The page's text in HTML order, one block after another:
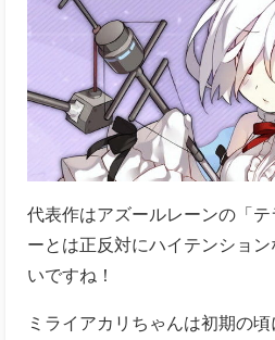
代表作はアズールレーンの「
ーとは正反対にハイテンショ
いですね！
ミライアカリちゃんは初期の